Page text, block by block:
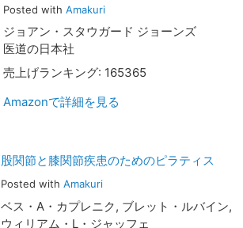
Posted with Amakuri
ジョアン・スタウガード ジョーンズ
医道の日本社
売上げランキング: 165365
Amazonで詳細を見る
股関節と膝関節疾患のためのピラティス
Posted with Amakuri
ベス・A・カプレニク, ブレット・ルバイン,
ウィリアム・L・ジャッフェ